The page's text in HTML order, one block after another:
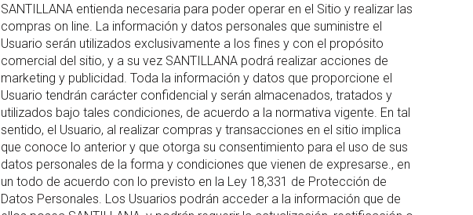
SANTILLANA entienda necesaria para poder operar en el Sitio y realizar las
compras on line. La información y datos personales que suministre el
Usuario serán utilizados exclusivamente a los fines y con el propósito
comercial del sitio, y a su vez SANTILLANA podrá realizar acciones de
marketing y publicidad. Toda la información y datos que proporcione el
Usuario tendrán carácter confidencial y serán almacenados, tratados y
utilizados bajo tales condiciones, de acuerdo a la normativa vigente. En tal
sentido, el Usuario, al realizar compras y transacciones en el sitio implica
que conoce lo anterior y que otorga su consentimiento para el uso de sus
datos personales de la forma y condiciones que vienen de expresarse., en
un todo de acuerdo con lo previsto en la Ley 18,331 de Protección de
Datos Personales. Los Usuarios podrán acceder a la información que de